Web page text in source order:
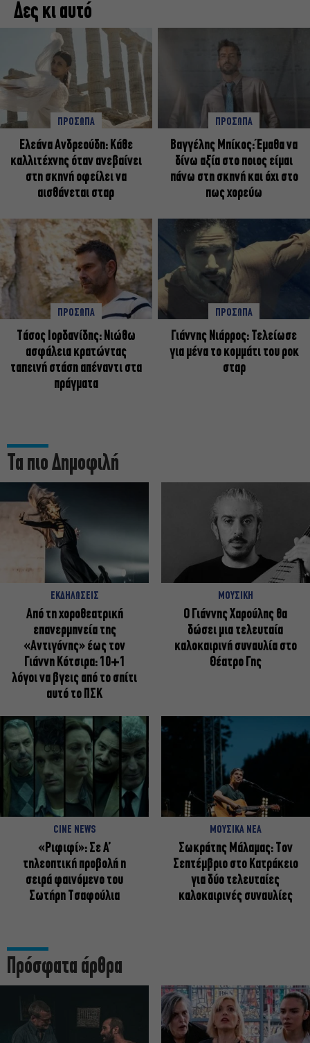
Δες κι αυτό
ΠΡΟΣΩΠΑ
Ελεάνα Ανδρεούδη: Κάθε
καλλιτέχνης όταν ανεβαίνει
στη σκηνή οφείλει να
αισθάνεται σταρ
ΠΡΟΣΩΠΑ
Βαγγέλης Μπίκος: Έμαθα να
δίνω αξία στο ποιος είμαι
πάνω στη σκηνή και όχι στο
πως χορεύω
ΠΡΟΣΩΠΑ
Tάσος Ιορδανίδης: Νιώθω
ασφάλεια κρατώντας
ταπεινή στάση απέναντι στα
πράγματα
ΠΡΟΣΩΠΑ
Γιάννης Νιάρρος: Τελείωσε
για μένα το κομμάτι του ροκ
σταρ
Τα πιο Δημοφιλή
ΕΚΔΗΛΩΣΕΙΣ
Από τη χοροθεατρική
επανερμηνεία της
«Αντιγόνης» έως τον
Γιάννη Κότσιρα: 10+1
λόγοι να βγεις από το σπίτι
αυτό το ΠΣΚ
ΜΟΥΣΙΚΗ
Ο Γιάννης Χαρούλης θα
δώσει μια τελευταία
καλοκαιρινή συναυλία στο
Θέατρο Γης
CINE NEWS
«Ριφιφί»: Σε Α’
τηλεοπτική προβολή η
σειρά φαινόμενο του
Σωτήρη Τσαφούλια
ΜΟΥΣΙΚΑ ΝΕΑ
Σωκράτης Μάλαμας: Τον
Σεπτέμβριο στο Κατράκειο
για δύο τελευταίες
καλοκαιρινές συναυλίες
Πρόσφατα άρθρα